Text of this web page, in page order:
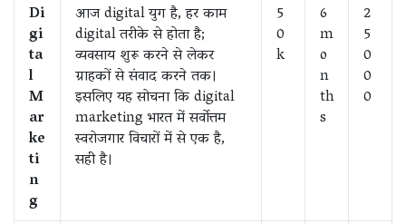
Di
gi
ta
l
M
ar
ke
ti
n
g
आज digital युग है, हर काम
digital तरीके से होता है;
व्यवसाय शुरू करने से लेकर
ग्राहकों से संवाद करने तक।
इसलिए यह सोचना कि digital
marketing भारत में सर्वोत्तम
स्वरोजगार विचारों में से एक है,
सही है।
5
0
k
6
m
o
n
th
s
2
5
0
0
0